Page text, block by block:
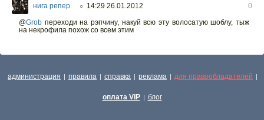
нига репер ○ 14:29 26.01.2012
0
@Grob переходи на рэпчину, накуй всю эту волосатую шоблу, тыж
на некрофила похож со всем этим
администрация | правила | справка | реклама | для правообладателей |
оплата VIP | блог